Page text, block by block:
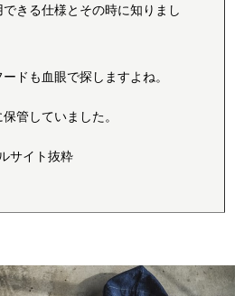
きる仕様とその時に知りまし
ドも血眼で探しますよね。
管していました。
サイト抜粋